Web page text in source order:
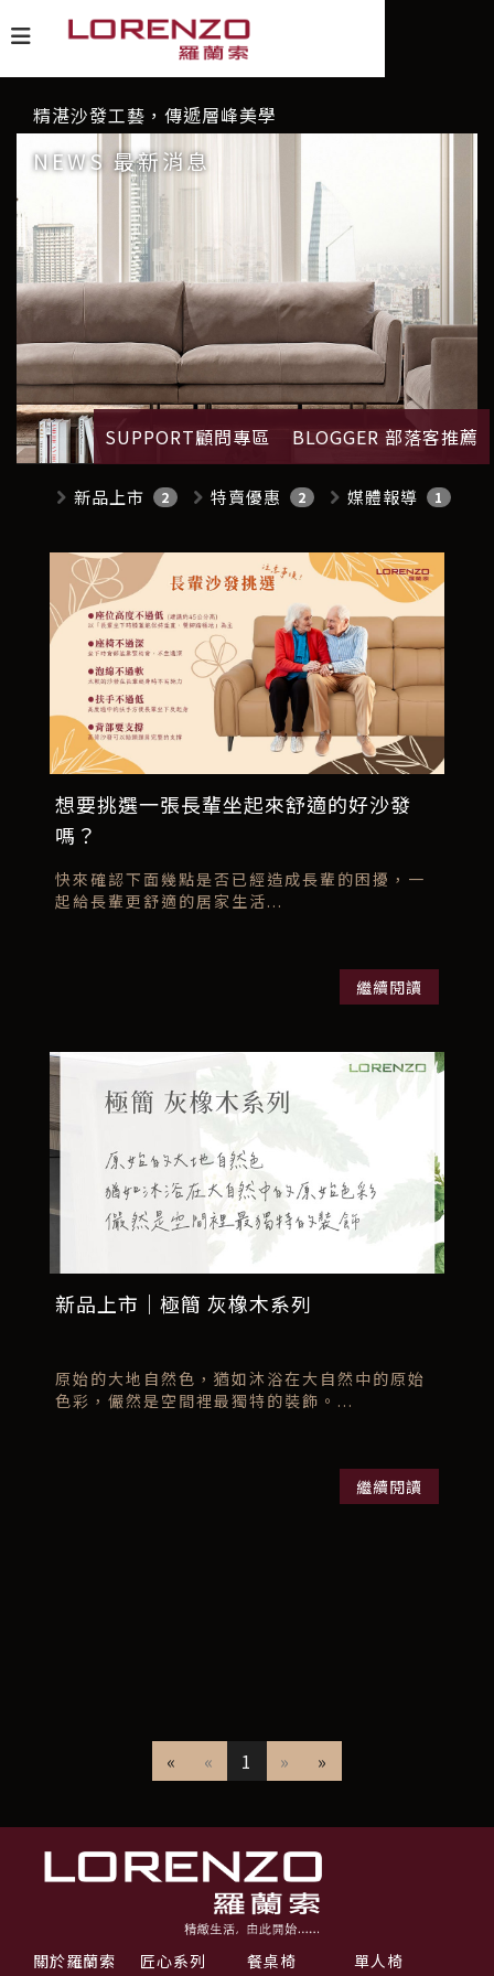
精湛沙發工藝，傳遞層峰美學
NEWS 最新消息
SUPPORT顧問專區 BLOGGER 部落客推薦
新品上市 2 特賣優惠 2 媒體報導 1
想要挑選一張長輩坐起來舒適的好沙發
嗎？
快來確認下面幾點是否已經造成長輩的困擾，一
起給長輩更舒適的居家生活...
繼續閱讀
新品上市｜極簡 灰橡木系列
原始的大地自然色，猶如沐浴在大自然中的原始
色彩，儼然是空間裡最獨特的裝飾。...
繼續閱讀
« « 1 » »
關於羅蘭索 匠心系列 餐桌椅 單人椅